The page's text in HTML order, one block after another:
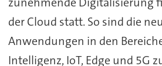
der Cloud statt. So sind die
Anwendungen in den
Intelligenz, IoT, Edge und 5G